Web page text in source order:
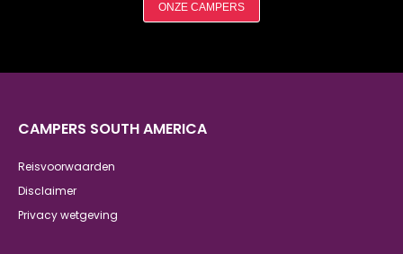
ONZE CAMPERS
CAMPERS SOUTH AMERICA
Reisvoorwaarden
Disclaimer
Privacy wetgeving